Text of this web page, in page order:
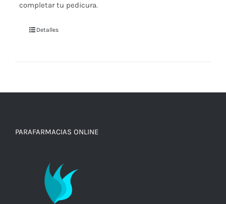
completar tu pedicura.
Detalles
PARAFARMACIAS ONLINE